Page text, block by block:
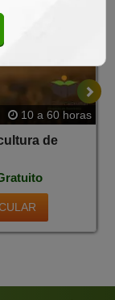
10 a 60 horas
de